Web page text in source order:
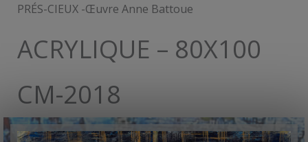
PRÉS-CIEUX -Œuvre Anne Battoue
ACRYLIQUE – 80X100
CM-2018